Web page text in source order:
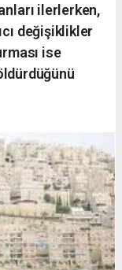
ilerlerken,
değişiklikler
ise